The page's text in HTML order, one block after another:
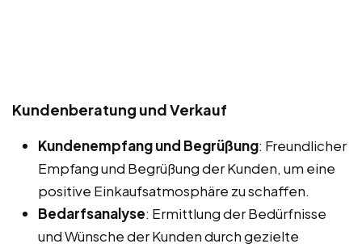
Kundenberatung und Verkauf
Kundenempfang und Begrüßung: Freundlicher
Empfang und Begrüßung der Kunden, um eine
positive Einkaufsatmosphäre zu schaffen.
Bedarfsanalyse: Ermittlung der Bedürfnisse
und Wünsche der Kunden durch gezielte